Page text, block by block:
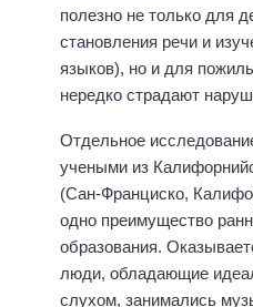
полезно не только для
становления речи и
языков), но и для
нередко страдают
Отдельное
учеными из
(Сан-Франциско,
одно преимущество
образования.
люди, обладающие
слухом, занимались